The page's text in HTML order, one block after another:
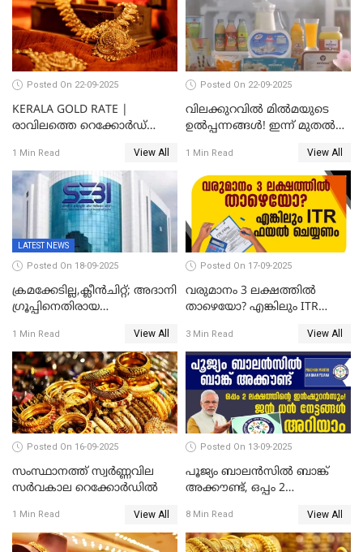
Posted On 22-09-2025
KERALA GOLD RATE |
രാവിലത്തെ റെക്കോർഡ്
തവണ കൂടി; പവൻ വില
83,000 ലേക്ക്
1 Min Read View All
Posted On 22-09-2025
വിലക്കുറവിൽ മിൽമയുടെ
ഉൽപ്പന്നങ്ങൾ! ഇന്ന് മുതൽ
ഉപഭോക്താക്കൾക്ക്
1 Min Read View All
LATEST NEWS
Posted On 18-09-2025
ക്രമക്കേടില്ല,ക്ലീൻചിറ്റ്; അദാനി
​ഗ്രൂപ്പിനെതിരായ
തള്ളി സെബി
1 Min Read View All
Posted On 17-09-2025
വരുമാനം 3 ലക്ഷത്തിൽ
താഴെയോ? എങ്കിലും ITR
3 Min Read View All
Posted On 16-09-2025
സംസ്ഥാനത്ത് സ്വര്‍ണ്ണവില
സർവകാല റെക്കോർഡിൽ
1 Min Read View All
Posted On 13-09-2025
പൂജ്യം ബാലൻസിൽ ബാങ്ക്
അക്കൗണ്ട്, ഒപ്പം 2
ജൻ ധൻ നേട്ടങ്ങൾ അറിയാം
8 Min Read View All